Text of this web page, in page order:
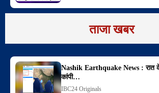
ताजा खबर
Nashik Earthquake News : रात
कांपी…
IBC24 Originals